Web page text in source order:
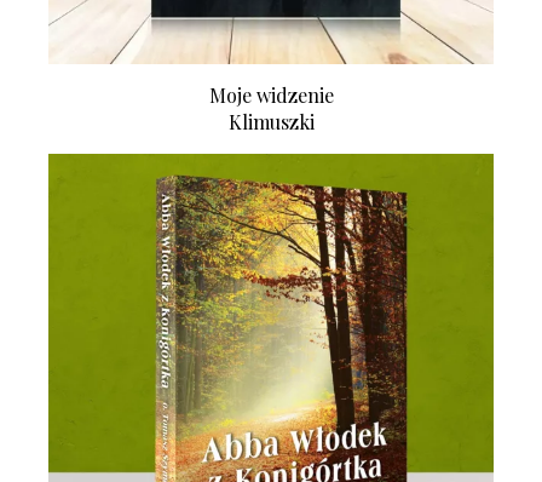
Moje widzenie
Klimuszki